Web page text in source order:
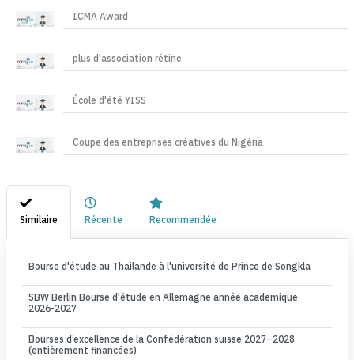
ICMA Award
plus d'association rétine
École d'été YISS
Coupe des entreprises créatives du Nigéria
Similaire Récente Recommendée
Bourse d'étude au Thailande à l'université de Prince de Songkla
SBW Berlin Bourse d'étude en Allemagne année academique
2026-2027
Bourses d’excellence de la Confédération suisse 2027–2028
(entièrement financées)